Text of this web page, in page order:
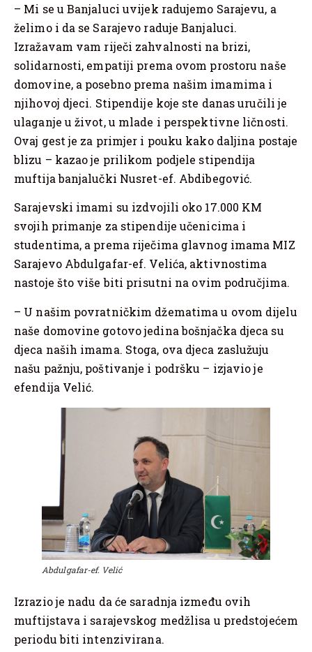
– Mi se u Banjaluci uvijek radujemo Sarajevu, a
želimo i da se Sarajevo raduje Banjaluci.
Izražavam vam riječi zahvalnosti na brizi,
solidarnosti, empatiji prema ovom prostoru naše
domovine, a posebno prema našim imamima i
njihovoj djeci. Stipendije koje ste danas uručili je
ulaganje u život, u mlade i perspektivne ličnosti.
Ovaj gest je za primjer i pouku kako daljina postaje
blizu – kazao je prilikom podjele stipendija
muftija banjalučki Nusret-ef. Abdibegović.
Sarajevski imami su izdvojili oko 17.000 KM
svojih primanje za stipendije učenicima i
studentima, a prema riječima glavnog imama MIZ
Sarajevo Abdulgafar-ef. Velića, aktivnostima
nastoje što više biti prisutni na ovim područjima.
– U našim povratničkim džematima u ovom dijelu
naše domovine gotovo jedina bošnjačka djeca su
djeca naših imama. Stoga, ova djeca zaslužuju
našu pažnju, poštivanje i podršku – izjavio je
efendija Velić.
Abdulgafar-ef. Velić
Izrazio je nadu da će saradnja između ovih
muftijstava i sarajevskog medžlisa u predstojećem
periodu biti intenzivirana.